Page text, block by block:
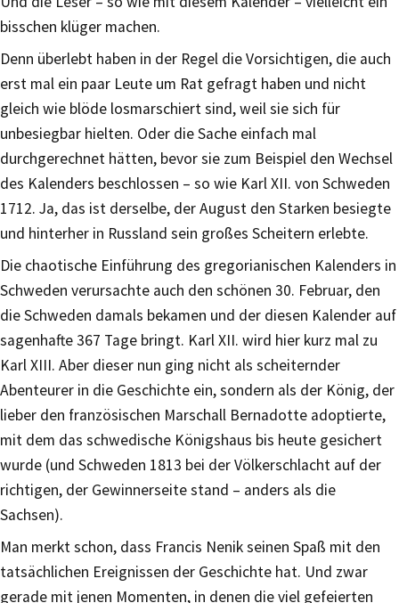
bisschen klüger machen.
Denn überlebt haben in der Regel die Vorsichtigen, die auch
erst mal ein paar Leute um Rat gefragt haben und nicht
gleich wie blöde losmarschiert sind, weil sie sich für
unbesiegbar hielten. Oder die Sache einfach mal
durchgerechnet hätten, bevor sie zum Beispiel den Wechsel
des Kalenders beschlossen – so wie Karl XII. von Schweden
1712. Ja, das ist derselbe, der August den Starken besiegte
und hinterher in Russland sein großes Scheitern erlebte.
Die chaotische Einführung des gregorianischen Kalenders in
Schweden verursachte auch den schönen 30. Februar, den
die Schweden damals bekamen und der diesen Kalender auf
sagenhafte 367 Tage bringt. Karl XII. wird hier kurz mal zu
Karl XIII. Aber dieser nun ging nicht als scheiternder
Abenteurer in die Geschichte ein, sondern als der König, der
lieber den französischen Marschall Bernadotte adoptierte,
mit dem das schwedische Königshaus bis heute gesichert
wurde (und Schweden 1813 bei der Völkerschlacht auf der
richtigen, der Gewinnerseite stand – anders als die
Sachsen).
Man merkt schon, dass Francis Nenik seinen Spaß mit den
tatsächlichen Ereignissen der Geschichte hat. Und zwar
gerade mit jenen Momenten, in denen die viel gefeierten